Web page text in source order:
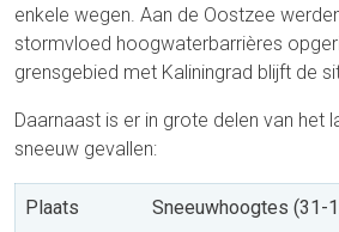
enkele wegen. Aan de Oostzee
stormvloed hoogwaterbarrières
grensgebied met Kaliningrad blijft de
Daarnaast is er in grote delen van het
sneeuw gevallen:
Plaats Sneeuwhoogtes (31-